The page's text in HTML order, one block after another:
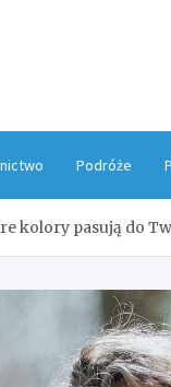
Podróże
kolory pasują do